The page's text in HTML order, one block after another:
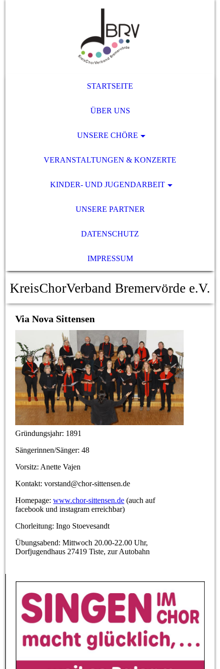
STARTSEITE
ÜBER UNS
UNSERE CHÖRE
VERANSTALTUNGEN & KONZERTE
KINDER- UND JUGENDARBEIT
UNSERE PARTNER
DATENSCHUTZ
IMPRESSUM
KreisChorVerband Bremervörde e.V.
Via Nova Sittensen
Gründungsjahr: 1891
Sängerinnen/Sänger: 48
Vorsitz: Anette Vajen
Kontakt: vorstand@chor-sittensen.de
Homepage:www.chor-sittensen.de (auch auf
facebook und instagram erreichbar)
Chorleitung: Ingo Stoevesandt
Übungsabend: Mittwoch 20.00-22.00 Uhr,
Dorfjugendhaus 27419 Tiste, zur Autobahn